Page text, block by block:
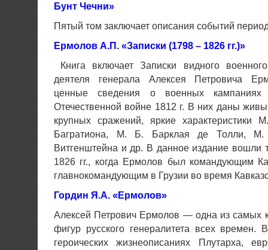
Бунт Чечни»
Пятый том заключает описания событий
Ермолов А.П. «Записки (1798 – 1826 гг.)»
Книга включает Записки видного
деятеля генерала Алексея Петровича
ценные сведения о военных
Отечественной войне 1812 г. В них даны
крупных сражений, яркие
Багратиона, М. Б. Барклая де Толли,
Витгенштейна и др. В данное издание вошли
1826 гг., когда Ермолов был командующим
главнокомандующим в Грузии во время
Гордин Я.А. «Ермолов»
Алексей Петрович Ермолов — одна из самых
фигур русского генералитета всех времен.
героических жизнеописаниях Плутарха,